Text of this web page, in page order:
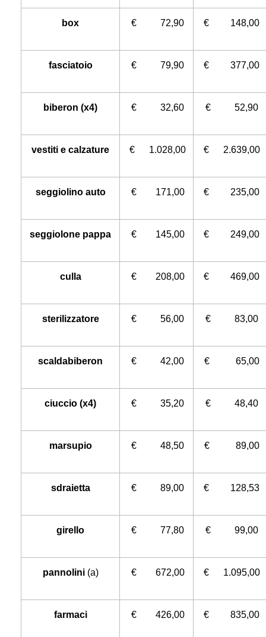
box € 72,90 € 148,00
fasciatoio € 79,90 € 377,00
biberon (x4) € 32,60 € 52,90
vestiti e calzature € 1.028,00 € 2.639,00
seggiolino auto € 171,00 € 235,00
seggiolone pappa € 145,00 € 249,00
culla € 208,00 € 469,00
sterilizzatore € 56,00 € 83,00
scaldabiberon € 42,00 € 65,00
ciuccio (x4) € 35,20 € 48,40
marsupio € 48,50 € 89,00
sdraietta € 89,00 € 128,53
girello € 77,80 € 99,00
pannolini (a) € 672,00 € 1.095,00
farmaci € 426,00 € 835,00